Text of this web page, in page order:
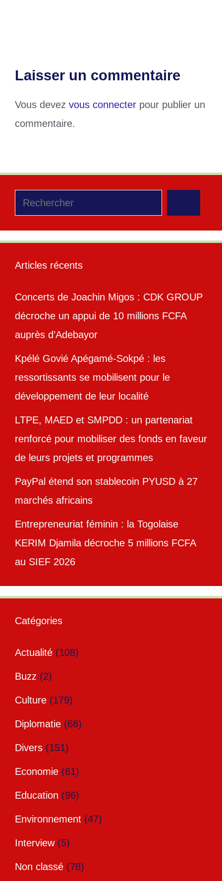
Laisser un commentaire
Vous devez vous connecter pour publier un
commentaire.
Rechercher
Articles récents
Concerts de Joachin Migos : CDK GROUP
décroche un appui de 10 millions FCFA
auprès d’Adebayor
Kpélé Govié Apégamé-Sokpé : les
ressortissants se mobilisent pour le
développement de leur localité
LTPE, MAED et SMPDD : un partenariat
renforcé pour mobiliser des fonds en faveur
de leurs projets et programmes
PayPal étend son stablecoin PYUSD à 27
marchés africains
Entrepreneuriat féminin : la Togolaise
KERIM Djamila décroche 5 millions FCFA
au SIEF 2026
Catégories
Actualité (108)
Buzz (2)
Culture (179)
Diplomatie (68)
Divers (151)
Economie (61)
Education (96)
Environnement (47)
Interview(5)
Non classé (78)